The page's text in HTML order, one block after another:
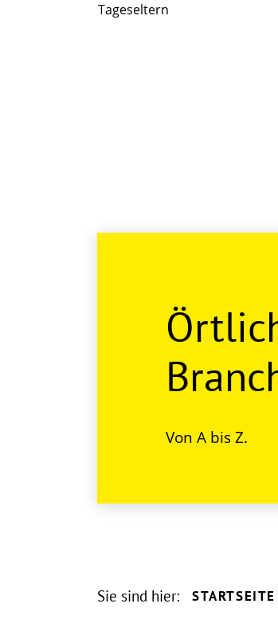
Tageseltern
Von A bis Z.
Sie sind hier: STARTSEITE